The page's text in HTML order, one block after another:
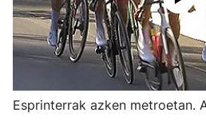
Herri-kirolak
Eskubaloia
Kirolak 360
Esprinterrak azken metroetan.